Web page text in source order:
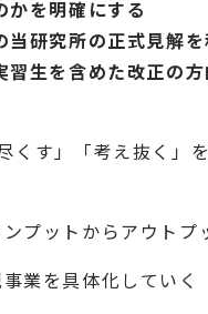
を明確にする
研究所の正式見解
生を含めた改正の
くす」「考え抜く」
プットからアウトプ
業を具体化していく